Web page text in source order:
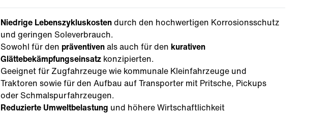
Niedrige Lebenszykluskostendurch den hochwertigen Korrosionsschutz
und geringen Soleverbrauch.
Sowohl für den präventivenals auch für den kurativen
Glättebekämpfungseinsatz konzipierten.
Geeignet für Zugfahrzeuge wie kommunale Kleinfahrzeuge und
Traktoren sowie für den Aufbau auf Transporter mit Pritsche, Pickups
oder Schmalspurfahrzeugen.
Reduzierte Umweltbelastung und höhere Wirtschaftlichkeit